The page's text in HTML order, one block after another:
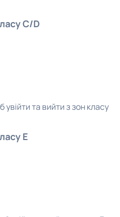
C/D
та вийти з зон класу
E